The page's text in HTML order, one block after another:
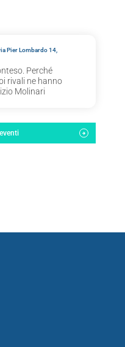
Pier Lombardo 14,
Perché
rivali ne hanno
Molinari